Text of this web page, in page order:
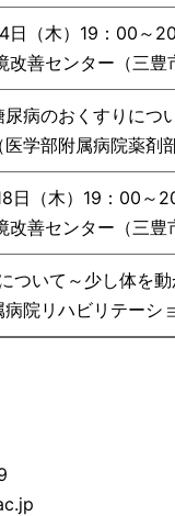
日（木）19：00～
改善センター（三
尿病のおくすりにつ
医学部附属病院薬
日（木）19：00～
改善センター（三
ついて～少し体を
病院リハビリテー